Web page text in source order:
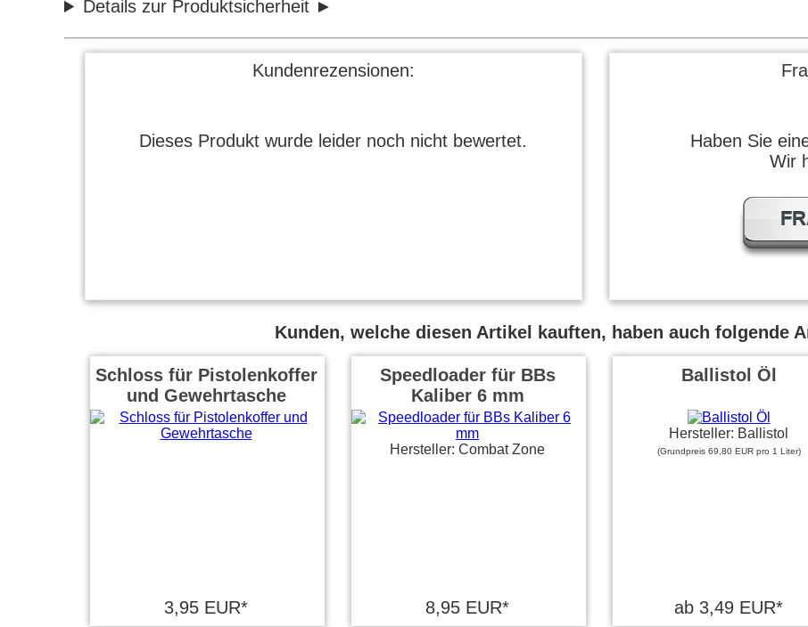
Details zur Produktsicherheit
Kundenrezensionen:
Dieses Produkt wurde leider noch nicht bewertet.
Haben Sie
Wir
Kunden, welche diesen Artikel kauften, haben auch folgende
Schloss für Pistolenkoffer
und Gewehrtasche
3,95 EUR*
Speedloader für BBs
Kaliber 6 mm
Hersteller: Combat Zone
8,95 EUR*
Ballistol Öl
Hersteller: Ballistol
(Grundpreis 69,80 EUR pro 1 Liter)
ab 3,49 EUR*